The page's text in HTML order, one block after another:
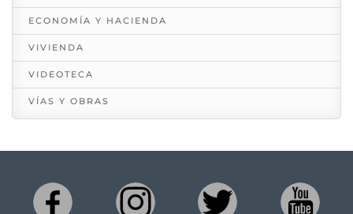
ECONOMÍA Y HACIENDA
VIVIENDA
VIDEOTECA
VÍAS Y OBRAS